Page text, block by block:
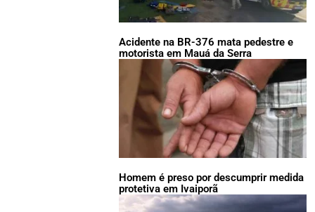
Acidente na BR-376 mata pedestre e
motorista em Mauá da Serra
Homem é preso por descumprir medida
protetiva em Ivaiporã